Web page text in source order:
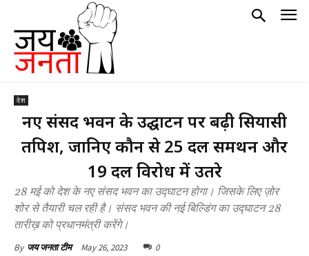
देश
नए संसद भवन के उद्घाटन पर बढ़ी सियासी
तपिश, जानिए कौन से 25 दल समर्थन और
19 दल विरोध में उतरे
28 मई को देश के नए संसद भवन का उद्घाटन होगा। जिसके लिए ज़ोर
शोर से तैयारी चल रही है। संसद भवन की नई बिल्डिंग का उद्घाटन 28
तारीख़ को प्रधानमंत्री करेंगे।
By जय जनता टीम May 26, 2023 0